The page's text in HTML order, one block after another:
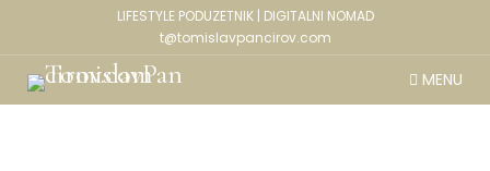
LIFESTYLE PODUZETNIK | DIGITALNI NOMAD
t@tomislavpancirov.com
MENU